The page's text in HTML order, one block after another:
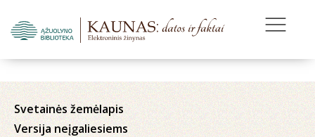
Svetainės žemėlapis
Versija neįgaliesiems